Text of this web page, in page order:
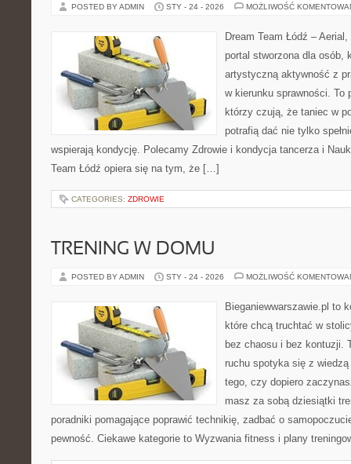
POSTED BY ADMIN STY - 24 - 2026 MOŻLIWOŚĆ
Dream Team Łódź –
portal stworzona dla osób,
artystyczną aktywność z
w kierunku sprawności. To
którzy czują, że taniec w
potrafią dać nie tylko
wspierają kondycję. Polecamy Zdrowie i kondycja tancerza i
Team Łódź opiera się na tym, że […]
CATEGORIES: ZDROWIE
TRENING W DOMU
POSTED BY ADMIN STY - 24 - 2026 MOŻLIWOŚĆ
Bieganiewwarszawie.pl to
które chcą truchtać w
bez chaosu i bez kontuzji.
ruchu spotyka się z
tego, czy dopiero
masz za sobą dziesiątki
poradniki pomagające poprawić technikię, zadbać o
pewność. Ciekawe kategorie to Wyzwania fitness i plany